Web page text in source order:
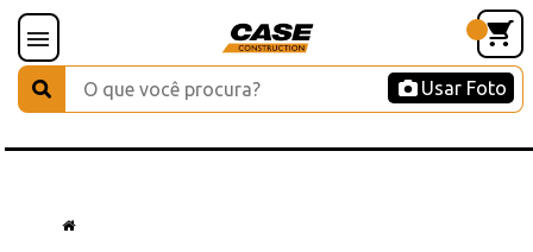
Usar Foto